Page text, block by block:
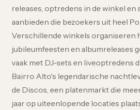
releases, optredens in de winkel en
aanbieden die bezoekers uit heel
Verschillende winkels organiseren
jubileumfeesten en albumreleases
vaak met DJ-sets en liveoptredens
Bairro Alto's legendarische
de Discos, een platenmarkt die
jaar op uiteenlopende locaties